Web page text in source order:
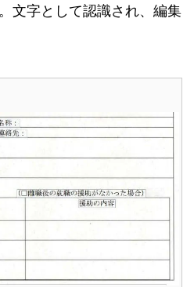
。文字として認識され、編集